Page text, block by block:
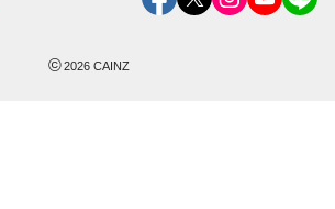
©2026 CAINZ